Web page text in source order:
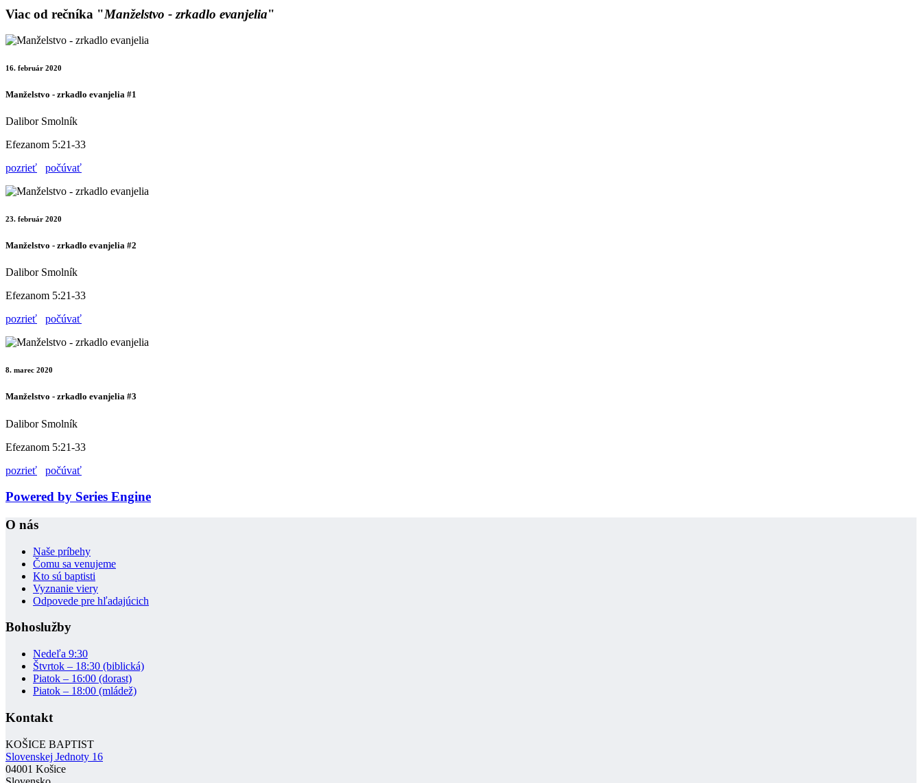
Viac od rečníka "Manželstvo - zrkadlo evanjelia"
16. február 2020
Manželstvo - zrkadlo evanjelia #1
Dalibor Smolník
Efezanom 5:21-33
pozrieť
počúvať
23. február 2020
Manželstvo - zrkadlo evanjelia #2
Dalibor Smolník
Efezanom 5:21-33
pozrieť
počúvať
8. marec 2020
Manželstvo - zrkadlo evanjelia #3
Dalibor Smolník
Efezanom 5:21-33
pozrieť
počúvať
Powered by Series Engine
O nás
Naše príbehy
Čomu sa venujeme
Kto sú baptisti
Vyznanie viery
Odpovede pre hľadajúcich
Bohoslužby
Nedeľa 9:30
Štvrtok – 18:30 (biblická)
Piatok – 16:00 (dorast)
Piatok – 18:00 (mládež)
Kontakt
KOŠICE BAPTIST
Slovenskej Jednoty 16
04001 Košice